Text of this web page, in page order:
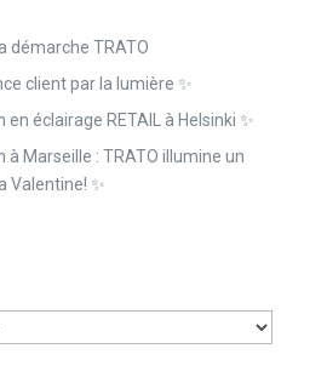
démarche TRATO
client par la lumière ✨
éclairage RETAIL à Helsinki ✨
à Marseille : TRATO illumine un
Valentine! ✨